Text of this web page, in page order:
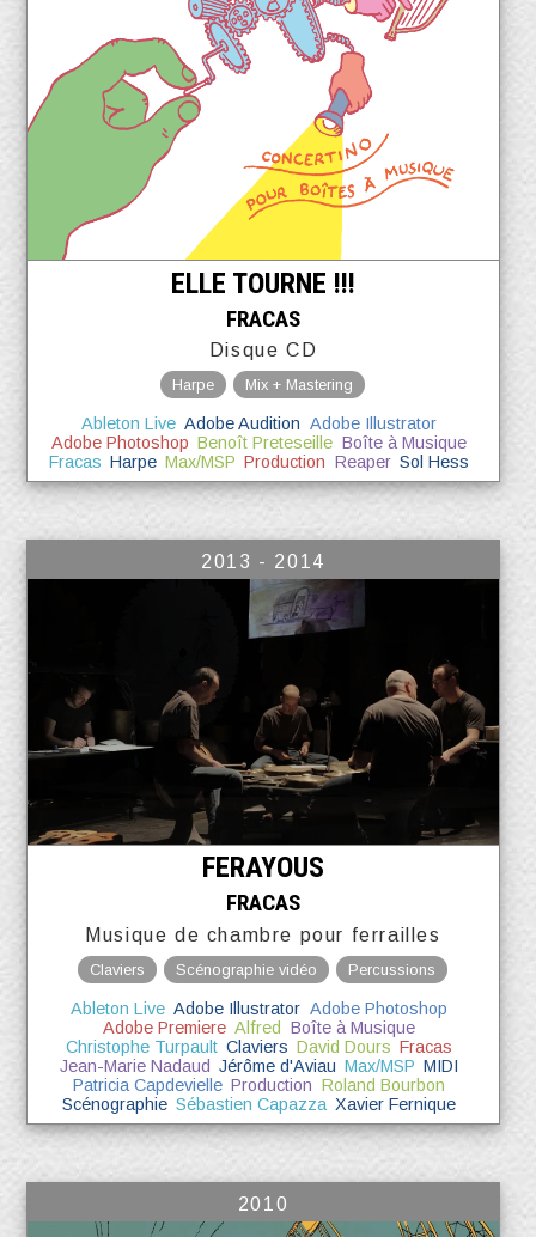
ELLE TOURNE !!!
FRACAS
Disque CD
Harpe Mix + Mastering
Ableton Live Adobe Audition Adobe Illustrator
Adobe Photoshop Benoît Preteseille Boîte à Musique
Fracas Harpe Max/MSP Production Reaper Sol Hess
2013 - 2014
FERAYOUS
FRACAS
Musique de chambre pour ferrailles
Claviers Scénographie vidéo Percussions
Ableton Live Adobe Illustrator Adobe Photoshop
Adobe Premiere Alfred
Boîte à Musique
Christophe Turpault Claviers David Dours Fracas
Jean-Marie Nadaud Jérôme d'Aviau Max/MSP MIDI
Patricia Capdevielle Production Roland Bourbon
Scénographie Sébastien Capazza Xavier Fernique
2010